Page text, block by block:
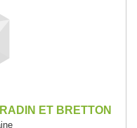
ET BRETTON